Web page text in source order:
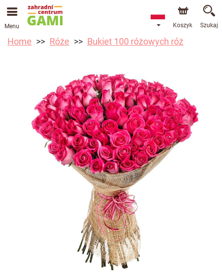
Menu Koszyk Szukaj
Home Róże Bukiet 100 różowych róż